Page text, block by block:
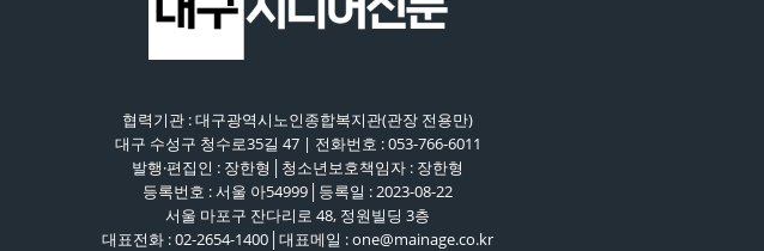
협력기관 : 대구광역시노인종합복지관(관장 전용만)
대구 수성구 청수로35길 47 | 전화번호 : 053-766-6011
발행·편집인 : 장한형│청소년보호책임자 : 장한형
등록번호 : 서울 아54999│등록일 : 2023-08-22
서울 마포구 잔다리로 48, 정원빌딩 3층
대표전화 : 02-2654-1400│대표메일 : one@mainage.co.kr